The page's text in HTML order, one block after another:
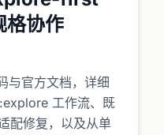
格协作
与官方文档，详细
工作流、既
配修复，以及从单